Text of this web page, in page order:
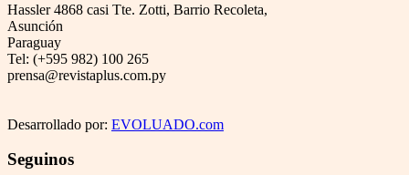
Hassler 4868 casi Tte. Zotti, Barrio Recoleta,
Asunción
Paraguay
Tel: (+595 982) 100 265
prensa@revistaplus.com.py
Desarrollado por: EVOLUADO.com
Seguinos